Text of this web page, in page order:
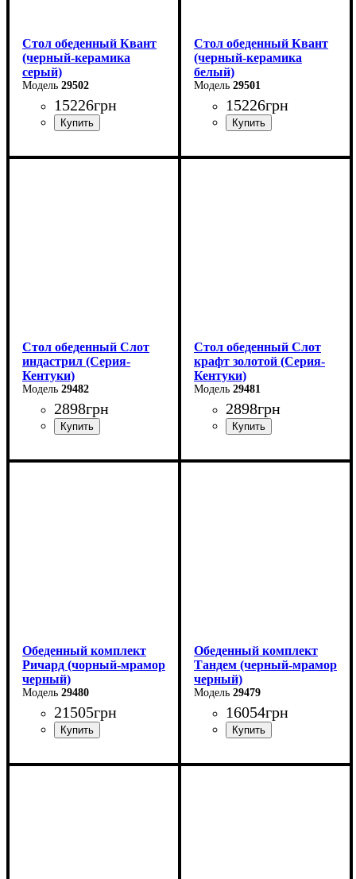
Стол обеденный Квант
(черный-керамика
серый)
29502
15226грн
Длина - 160 (+60) см
Стол обеденный Квант
(черный-керамика
белый)
29501
15226грн
Длина - 160 (+60) см
Стол обеденный Слот
индастрил (Серия-
Кентуки)
29482
2898грн
Ширина: 80 см
Стол обеденный Слот
крафт золотой (Серия-
Кентуки)
29481
2898грн
Ширина: 80 см
Обеденный комплект
Ричард (чорный-мрамор
черный)
29480
21505грн
Обеденный комплект
Тандем (черный-мрамор
черный)
29479
16054грн